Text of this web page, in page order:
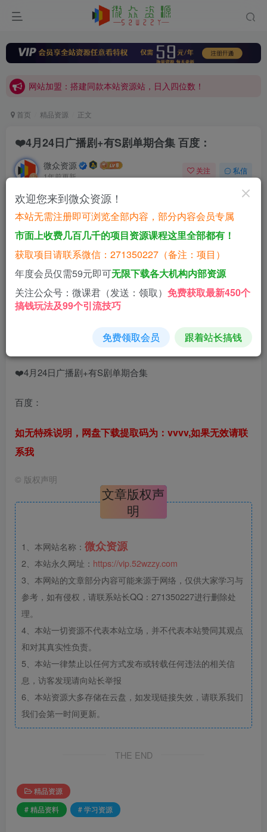
网站加盟：搭建同款本站资源站，日入四位数！
开通会员，无限下载各大机构内部资源，一站式草根创业基地，最新最强网赚教程大全，小投入，大回报！
网站加盟：搭建同款本站资源站，日入四位数！
首页 精品资源 正文
❤️4月24日广播剧+有S剧单期合集 百度：
微众资源
1年前更新
关注 私信
852
❤️4月24日广播剧+有S剧单期合集
此内容为付费资源，请付费后查看
微分1.9微分9.9
黄金会员免费 钻石会员免费
您当前未登录！建议登陆后购买，可保存购买订单
付费资源 已售 409
❤️4月24日广播剧+有S剧单期合集
百度：
如无特殊说明，网盘下载提取码为：vvvv,如果无效请联
系我
© 版权声明
文章版权声
明
1、本网站名称： 微众资源
2、本站永久网址： https://vip.52wzzy.com
3、本网站的文章部分内容可能来源于网络，仅供大家学习与
参考，如有侵权，请联系站长QQ：271350227进行删除处
理。
4、本站一切资源不代表本站立场，并不代表本站赞同其观点
和对其真实性负责。
5、本站一律禁止以任何方式发布或转载任何违法的相关信
息，访客发现请向站长举报
6、本站资源大多存储在云盘，如发现链接失效，请联系我们
我们会第一时间更新。
THE END
精品资源
# 精品资料
# 学习资源
欢迎您来到微众资源！
本站无需注册即可浏览全部内容，部分内容会员专属
市面上收费几百几千的项目资源课程这里全部都有！
获取项目请联系微信：271350227（备注：项目）
年度会员仅需59元即可无限下载各大机构内部资源
关注公众号：微课君（发送：领取） 免费获取最新450个
搞钱玩法及99个引流技巧
免费领取会员 跟着站长搞钱